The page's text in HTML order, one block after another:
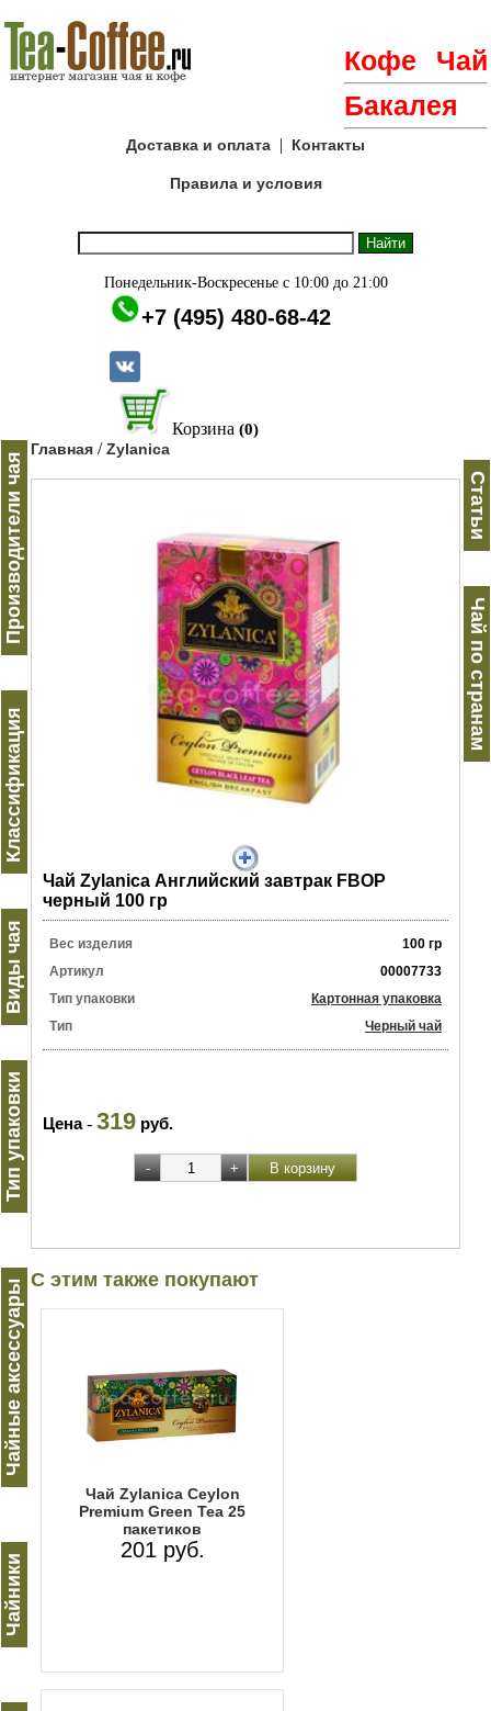
Кофе
Чай
Бакалея
Доставка и оплата | Контакты
Правила и условия
Понедельник-Воскресенье с 10:00 до 21:00
+7 (495) 480-68-42
Корзина (0)
Производители чая
Классификация
Виды чая
Тип упаковки
Чайные аксессуары
Чайники
Главная /Zylanica
Чай Zylanica Английский завтрак FBOP
черный 100 гр
Вес изделия
100 гр
Артикул
00007733
Тип упаковки
Картонная упаковка
Тип
Черный чай
Цена- 319 руб.
С этим также покупают
Чай Zylanica Ceylon
Premium Green Tea 25
пакетиков
201 руб.
Статьи
Чай по странам